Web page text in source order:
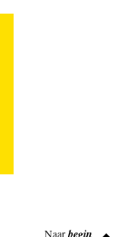
Naarbegin